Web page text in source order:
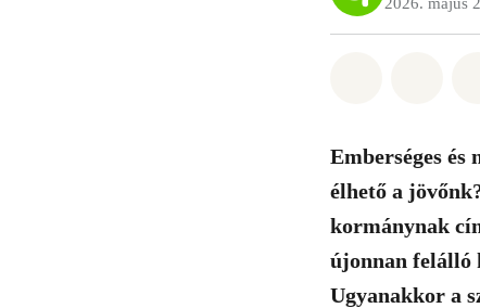
Emberséges
élhető a
kormánynak
újonnan felálló
Ugyanakkor a